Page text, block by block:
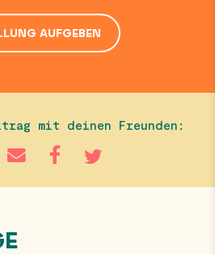
AUFGEBEN
mit deinen Freunden: